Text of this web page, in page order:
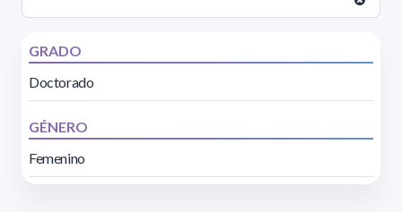
GRADO
Doctorado
GÉNERO
Femenino